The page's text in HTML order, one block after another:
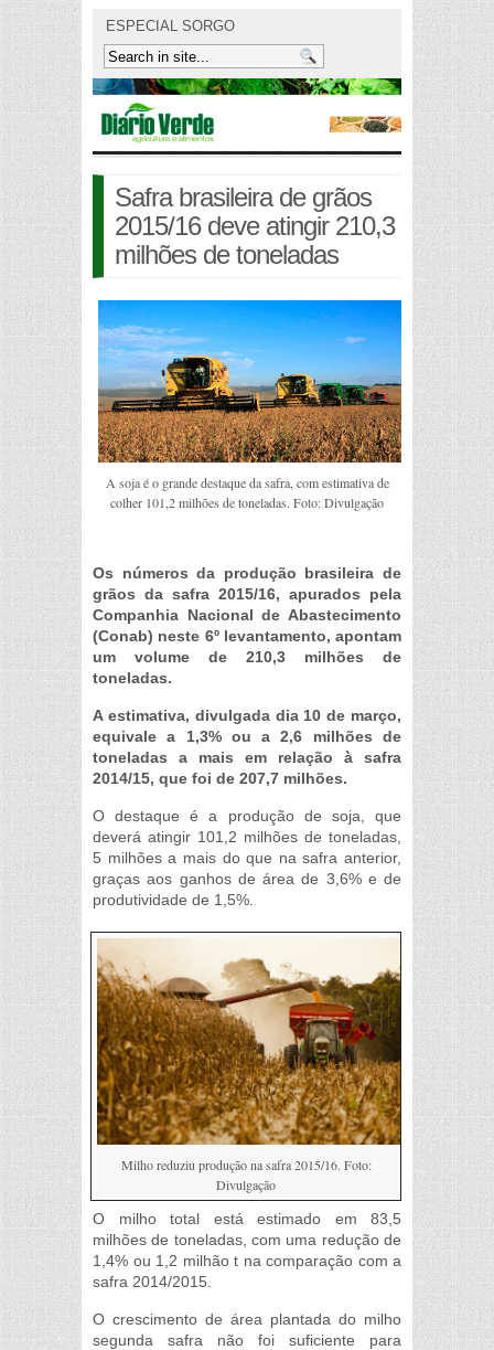
ESPECIAL SORGO
Safra brasileira de grãos
2015/16 deve atingir 210,3
milhões de toneladas
A soja é o grande destaque da safra, com estimativa de
colher 101,2 milhões de toneladas. Foto: Divulgação
Os números da produção brasileira de
grãos da safra 2015/16, apurados pela
Companhia Nacional de Abastecimento
(Conab) neste 6º levantamento, apontam
um volume de 210,3 milhões de
toneladas.
A estimativa, divulgada dia 10 de março,
equivale a 1,3% ou a 2,6 milhões de
toneladas a mais em relação à safra
2014/15, que foi de 207,7 milhões.
O destaque é a produção de soja, que
deverá atingir 101,2 milhões de toneladas,
5 milhões a mais do que na safra anterior,
graças aos ganhos de área de 3,6% e de
produtividade de 1,5%.
Milho reduziu produção na safra 2015/16. Foto:
Divulgação
O milho total está estimado em 83,5
milhões de toneladas, com uma redução de
1,4% ou 1,2 milhão t na comparação com a
safra 2014/2015.
O crescimento de área plantada do milho
segunda safra não foi suficiente para